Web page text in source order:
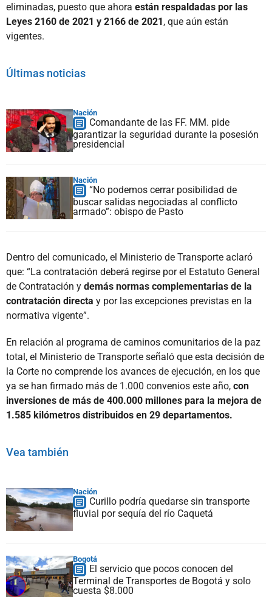
eliminadas, puesto que ahora están respaldadas por las
Leyes 2160 de 2021 y 2166 de 2021, que aún están
vigentes.
Últimas noticias
Nación
Comandante de las FF. MM. pide
garantizar la seguridad durante la posesión
presidencial
Nación
“No podemos cerrar posibilidad de
buscar salidas negociadas al conflicto
armado”: obispo de Pasto
Dentro del comunicado, el Ministerio de Transporte aclaró
que: “La contratación deberá regirse por el Estatuto General
de Contratación y demás normas complementarias de la
contratación directa y por las excepciones previstas en la
normativa vigente”.
En relación al programa de caminos comunitarios de la paz
total, el Ministerio de Transporte señaló que esta decisión de
la Corte no comprende los avances de ejecución, en los que
ya se han firmado más de 1.000 convenios este año, con
inversiones de más de 400.000 millones para la mejora de
1.585 kilómetros distribuidos en 29 departamentos.
Vea también
Nación
Curillo podría quedarse sin transporte
fluvial por sequía del río Caquetá
Bogotá
El servicio que pocos conocen del
Terminal de Transportes de Bogotá y solo
cuesta $8.000